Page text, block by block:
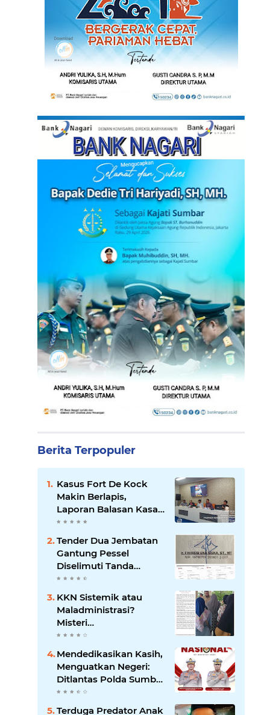
Berita Terpopuler
Kasus Fort De Kock
Makin Berlapis,
Laporan Balasan Kasat
Pol PP Disorot: Upaya
Penegakan Hukum
atau Pengalihan Isu?
Tender Dua Jembatan
Gantung Pessel
Diselimuti Tanda
Tanya, Gangguan
Sistem atau Permainan
di Balik Layar?
KKN Sistemik atau
Maladministrasi?
Misteri
"Dikorbankannya" SDN
26 ATT Menguji
Transparansi Pemkot
Padang
Mendedikasikan Kasih,
Menguatkan Negeri:
Ditlantas Polda Sumbar
Apresiasi Peran
Dharma Wanita
Terduga Predator Anak